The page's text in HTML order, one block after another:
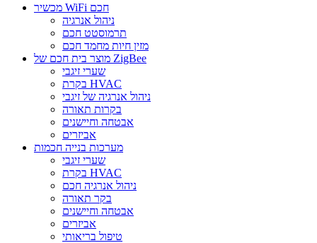
מכשיר WiFi חכם
ניהול אנרגיה
תרמוסטט חכם
מזין חיות מחמד חכם
מוצר בית חכם של ZigBee
שערי זיגבי
בקרת HVAC
ניהול אנרגיה של זיגבי
בקרות תאורה
אבטחה וחיישנים
אביזרים
מערכות בנייה חכמות
שערי זיגבי
בקרת HVAC
ניהול אנרגיה חכם
בקר תאורה
אבטחה וחיישנים
אביזרים
טיפול בריאותי